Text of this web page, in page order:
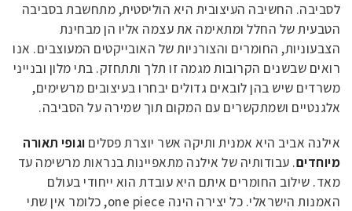
לסביבה. החשיבה העיצובית היא הוליסטית, מתחשבת בסביבה
הטבעית של החלל ומתאימה את עצמה אליו הן מבחינת
הצבעוניות, החומרים והצורניות של האובייקטים המעוצבים. אנו
רואים שבשנים הקרובות מגמה זו תלך ותתחזק. בתי מלון ובנייני
משרדים שיש בהן לובאים גדולים יבחרו בעיצובים מרשימים,
אלגנטיים ושמתקשרים עם המקום תוך שמירה על הסביבה.
אילנה אביב היא אמנית ותיקה אשר יוצרת פסלים וגופי תאורה
מיוחדים. עבודותיה של אילנה מתאפיינות בנראות מרשימה עד
מאד. שילוב החומרים איתם היא עובדת הוא ייחודי בעולם
האמנות הישראלי. כל יצירה הינה one piece, כלומר אין שתי